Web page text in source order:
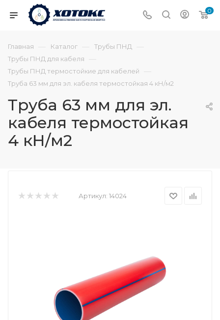
0
Главная — Каталог — Трубы ПНД —
Трубы ПНД для кабеля —
Трубы ПНД термостойкие для кабелей —
Труба 63 мм для эл. кабеля термостойкая 4 кН/м2
Труба 63 мм для эл.
кабеля термостойкая
4 кН/м2
Артикул: 14024